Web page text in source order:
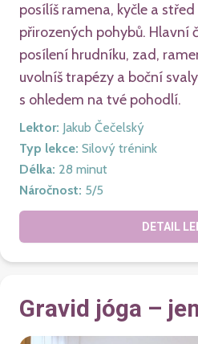
posílíš ramena, kyčle a
přirozených pohybů. Hlavní
posílení hrudníku, zad,
uvolníš trapézy a boční
s ohledem na tvé pohodlí.
Lektor: Jakub Čečelský
Typ lekce: Silový trénink
Délka: 28 minut
Náročnost: 5/5
DETAIL
Gravid jóga –